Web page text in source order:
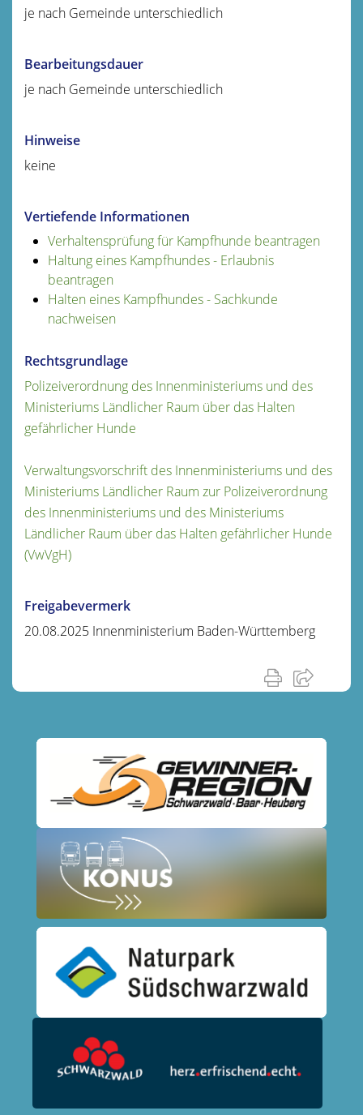
je nach Gemeinde unterschiedlich
Bearbeitungsdauer
je nach Gemeinde unterschiedlich
Hinweise
keine
Vertiefende Informationen
Verhaltensprüfung für Kampfhunde beantragen
Haltung eines Kampfhundes - Erlaubnis
beantragen
Halten eines Kampfhundes - Sachkunde
nachweisen
Rechtsgrundlage
Polizeiverordnung des Innenministeriums und des
Ministeriums Ländlicher Raum über das Halten
gefährlicher Hunde
Verwaltungsvorschrift des Innenministeriums und des
Ministeriums Ländlicher Raum zur Polizeiverordnung
des Innenministeriums und des Ministeriums
Ländlicher Raum über das Halten gefährlicher Hunde
(VwVgH)
Freigabevermerk
20.08.2025 Innenministerium Baden-Württemberg